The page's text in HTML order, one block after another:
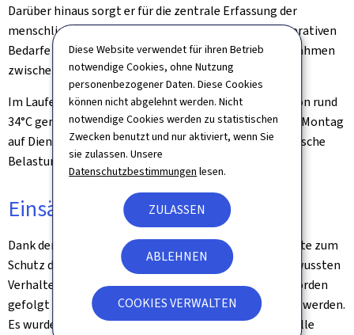
Diese Website verwendet für ihren Betrieb
notwendige Cookies, ohne Nutzung
personenbezogener Daten. Diese Cookies
können nicht abgelehnt werden. Nicht
notwendige Cookies werden zu statistischen
Zwecken benutzt und nur aktiviert, wenn Sie
sie zulassen. Unsere
Datenschutzbestimmungen lesen.
ZULASSEN
ABLEHNEN
COOKIES VERWALTEN
Darüber hinaus sorgt er für die zentrale Erfassung der
menschlichen und materiellen Auswirkungen, der operativen
Bedarfe sowie für die Koordinierung der Einsatzmaßnahmen
zwischen den Diensten.
Im Laufe des Montags wurden Höchsttemperaturen von rund
34°C gemessen. Da die Temperaturen in der Nacht von Montag
auf Dienstag über 20°C blieben, hielt die starke thermische
Belastung an.
Einsätze und Zwischenfälle
Dank der verstärkten Mobilisierung der Rettungsdienste zum
Schutz der Bevölkerung sowie des verantwortungsbewussten
Verhaltens der Bürger, die den Empfehlungen der Behörden
gefolgt sind, konnte die Anzahl der Einsätze begrenzt werden.
Es wurden keine größeren hitzebedingten Zwischenfälle